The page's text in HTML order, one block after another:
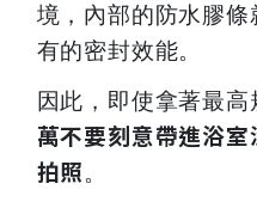
境，內部的防水膠
有的密封效能。
因此，即使拿著最
萬不要刻意帶進浴
拍照。